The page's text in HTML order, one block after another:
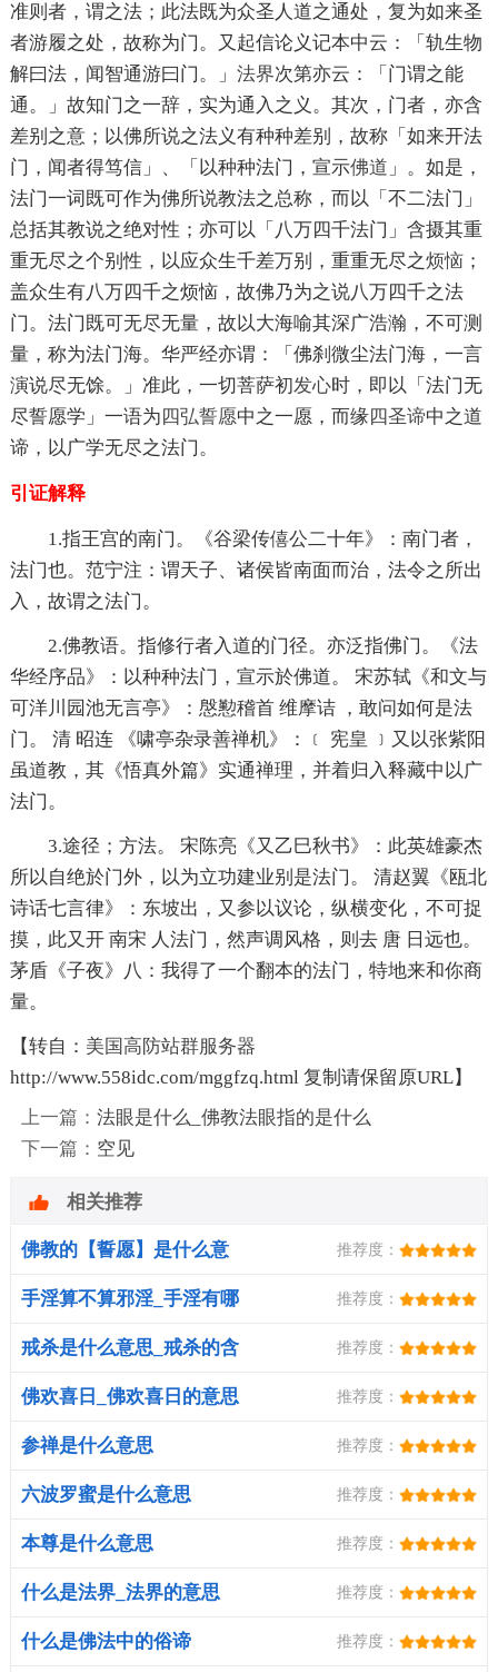
准则者，谓之法；此法既为众圣人道之通处，复为如来圣
者游履之处，故称为门。又起信论义记本中云：「轨生物
解曰法，闻智通游曰门。」 法界次第亦云：「门谓之能
通。」故知门之一辞，实为通入之义。其次，门者，亦含
差别之意；以佛所说之法义有种种差别，故称「如来开法
门，闻者得笃信」、「以种种法门，宣示佛道 」。如是，
法门一词既可作为佛所说教法之总称，而以「不二法门」
总括其教说之绝对性；亦可以「八万四千法门」含摄其重
重无尽之个别性，以应众生千差万别，重重无尽之烦恼；
盖众生有八万四千之烦恼，故佛乃为之说八万四千之法
门。法门既可无尽无量，故以大海喻其深广浩瀚，不可测
量，称为法门海。华严经亦谓：「佛刹微尘法门海，一言
演说尽无馀。」准此，一切菩萨初发心时，即以「法门无
尽誓愿学」一语为四弘誓愿中之一愿，而缘四圣谛中之道
谛，以广学无尽之法门。
引证解释
1.指王宫的南门。《谷梁传僖公二十年》：南门者，
法门也。范宁注：谓天子、诸侯皆南面而治，法令之所出
入，故谓之法门。
2.佛教语。指修行者入道的门径。亦泛指佛门。《法
华经序品》：以种种法门，宣示於佛道。 宋苏轼《和文与
可洋川园池无言亭》：慇懃稽首 维摩诘 ，敢问如何是法
门。 清 昭连 《啸亭杂录善禅机》：﹝ 宪皇 ﹞又以张紫阳
虽道教，其《悟真外篇》实通禅理，并着归入释藏中以广
法门。
3.途径；方法。 宋陈亮《又乙巳秋书》：此英雄豪杰
所以自绝於门外，以为立功建业别是法门。 清赵翼《瓯北
诗话七言律》：东坡出，又参以议论，纵横变化，不可捉
摸，此又开 南宋 人法门，然声调风格，则去 唐 日远也。
茅盾《子夜》八：我得了一个翻本的法门，特地来和你商
量。
【转自： 美国高防站群服务器
http://www.558idc.com/mggfzq.html 复制请保留原URL】
上一篇： 法眼是什么_佛教法眼指的是什么
下一篇： 空见
佛教的【誓愿】是什么意
思？
推荐度：
手淫算不算邪淫_手淫有哪
些危害
推荐度：
戒杀是什么意思_戒杀的含
义
推荐度：
佛欢喜日_佛欢喜日的意思 推荐度：
参禅是什么意思 推荐度：
六波罗蜜是什么意思 推荐度：
本尊是什么意思 推荐度：
什么是法界_法界的意思 推荐度：
什么是佛法中的俗谛 推荐度：
相关推荐